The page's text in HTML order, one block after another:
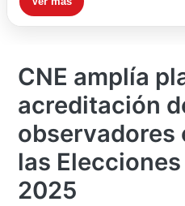
CNE amplía
acreditación
observadores
las
2025